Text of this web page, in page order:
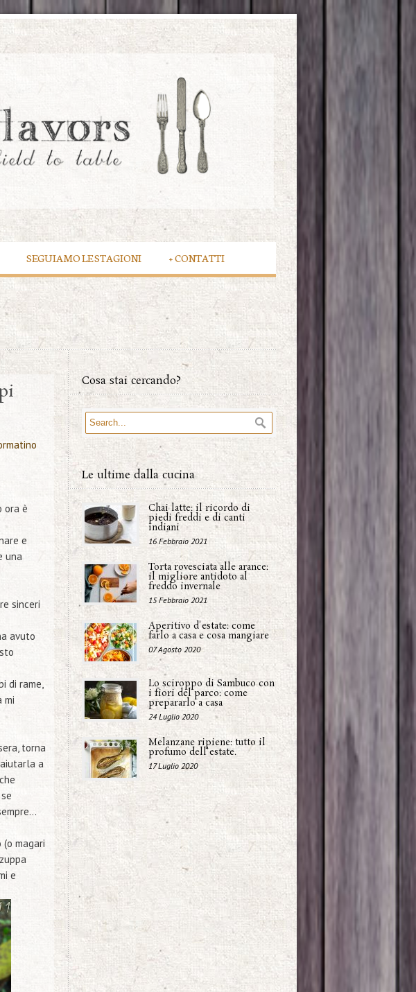
SEGUIAMO LE STAGIONI CONTATTI
+
ora è
e
una
sinceri
avuto
di rame,
mi
torna
a
magari
e
Cosa stai cercando?
Le ultime dalla cucina
Chai latte: il ricordo di
piedi freddi e di canti
indiani
16 Febbraio 2021
Torta rovesciata alle arance:
il migliore antidoto al
freddo invernale
15 Febbraio 2021
Aperitivo d'estate: come
farlo a casa e cosa mangiare
07 Agosto 2020
Lo sciroppo di Sambuco con
i fiori del parco: come
prepararlo a casa
24 Luglio 2020
Melanzane ripiene: tutto il
profumo dell'estate.
17 Luglio 2020